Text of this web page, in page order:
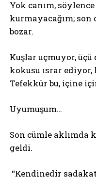
Yok canım,
kurmayacağım; son
bozar.
Kuşlar uçmuyor,
kokusu ısrar
Tefekkür bu, içine
Uyumuşum…
Son cümle aklımda
geldi.
“Kendinedir